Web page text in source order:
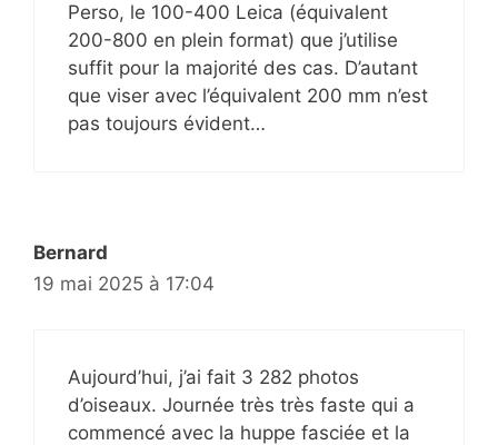
Perso, le 100-400 Leica (équivalent
200-800 en plein format) que j’utilise
suffit pour la majorité des cas. D’autant
que viser avec l’équivalent 200 mm n’est
pas toujours évident…
Bernard
19 mai 2025 à 17:04
Aujourd’hui, j’ai fait 3 282 photos
d’oiseaux. Journée très très faste qui a
commencé avec la huppe fasciée et la